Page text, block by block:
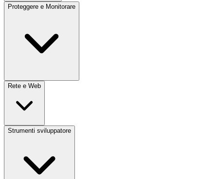
Proteggere e Monitorare
Rete e Web
Strumenti sviluppatore